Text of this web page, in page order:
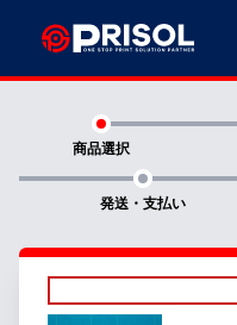
商品選択
発送・支払い